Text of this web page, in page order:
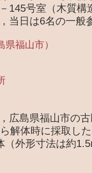
145号室（木質構
当日は6名の一般
福山市）
広島県福山市の
解体時に採取し
（外形寸法は約